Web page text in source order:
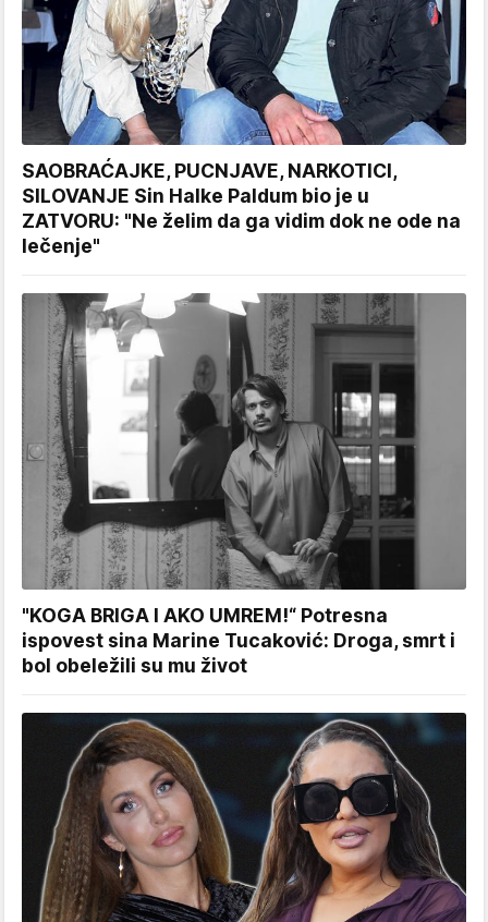
SAOBRAĆAJKE, PUCNJAVE, NARKOTICI,
SILOVANJE Sin Halke Paldum bio je u
ZATVORU: "Ne želim da ga vidim dok ne ode na
lečenje"
"KOGA BRIGA I AKO UMREM!“ Potresna
ispovest sina Marine Tucaković: Droga, smrt i
bol obeležili su mu život